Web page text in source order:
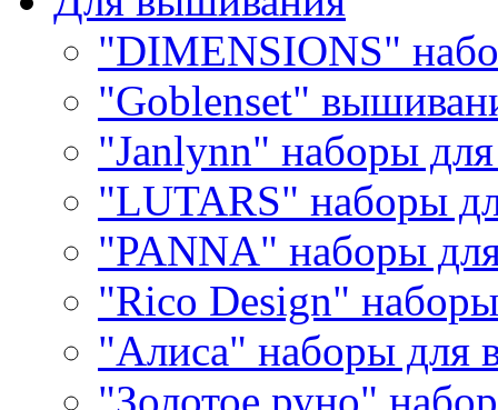
"DIMENSIONS"
"Goblenset"
"Janlynn" наборы
"LUTARS" наборы
"PANNA" наборы
"Rico Design"
"Алиса" наборы для
"Золотое руно"